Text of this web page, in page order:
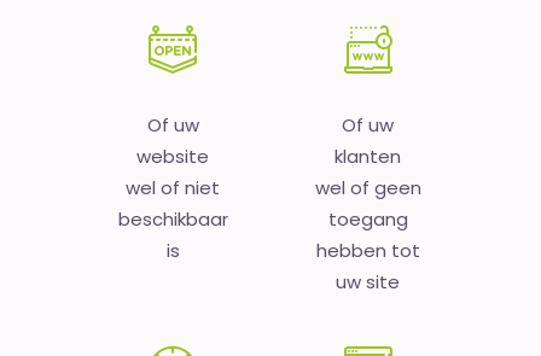
Of uw
website
wel of niet
beschikbaar
is
Of uw
klanten
wel of geen
toegang
hebben tot
uw site